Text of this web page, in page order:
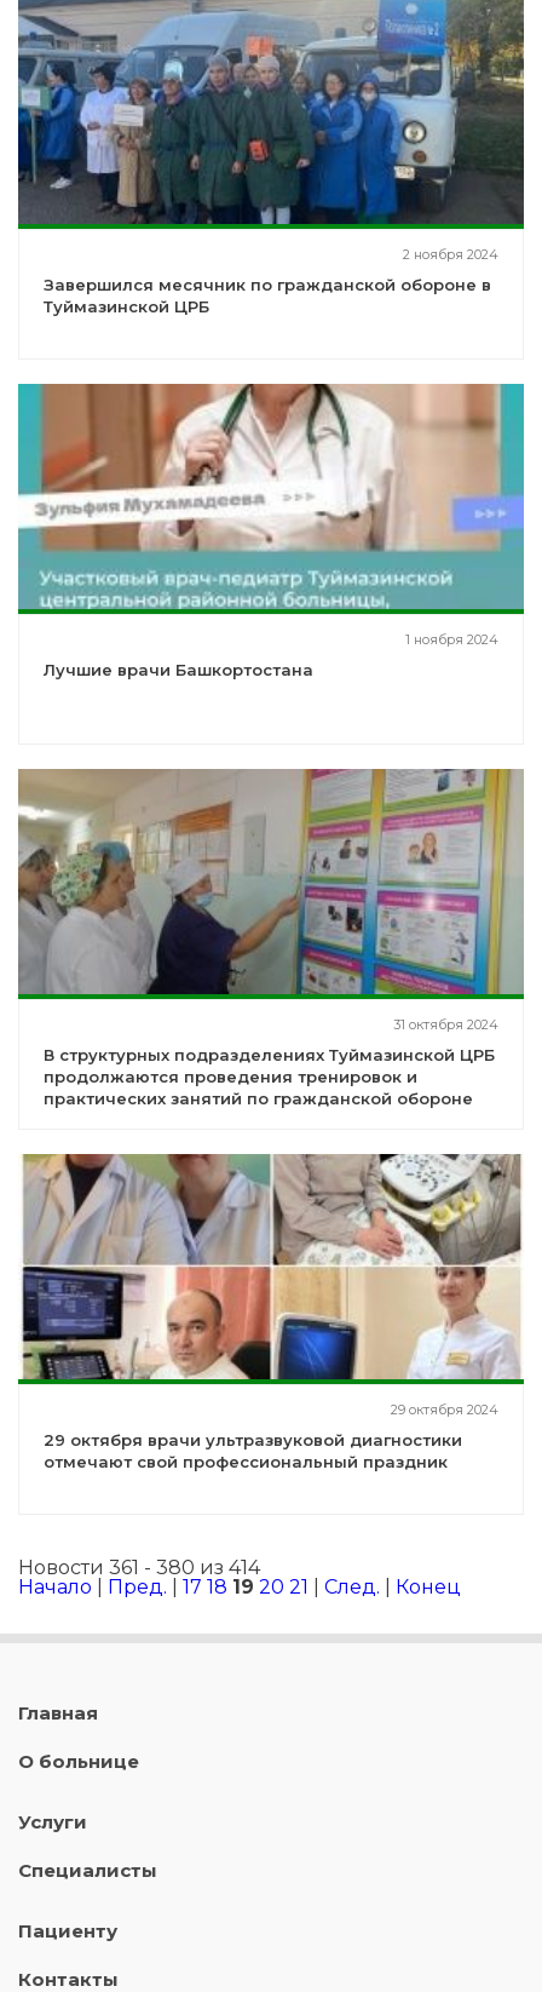
2 ноября 2024
Завершился месячник по гражданской обороне в
Туймазинской ЦРБ
1 ноября 2024
Лучшие врачи Башкортостана
31 октября 2024
В структурных подразделениях Туймазинской ЦРБ
продолжаются проведения тренировок и
практических занятий по гражданской обороне
29 октября 2024
29 октября врачи ультразвуковой диагностики
отмечают свой профессиональный праздник
Новости 361 - 380 из 414
Начало
Пред. 17 18 19 20 21 След. Конец
Главная
О больнице
Услуги
Специалисты
Пациенту
Контакты